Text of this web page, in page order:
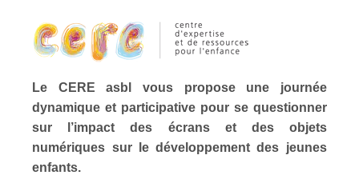
Le CERE asbl vous propose une journée
dynamique et participative pour se questionner
sur l’impact des écrans et des objets
numériques sur le développement des jeunes
enfants.